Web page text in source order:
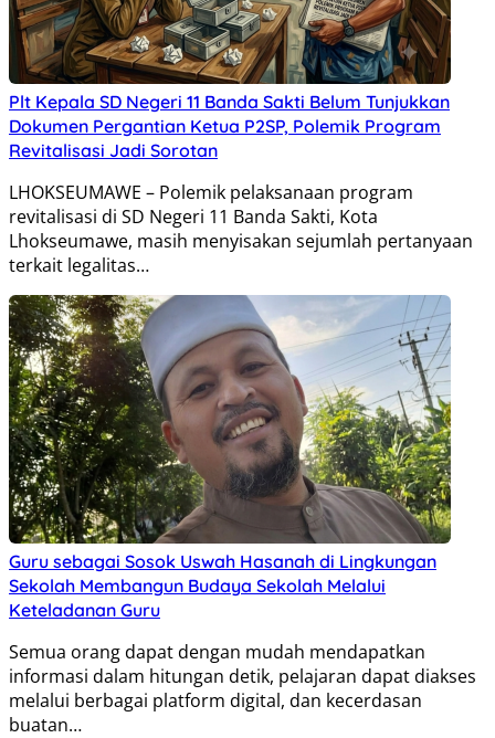
Plt Kepala SD Negeri 11 Banda Sakti Belum Tunjukkan
Dokumen Pergantian Ketua P2SP, Polemik Program
Revitalisasi Jadi Sorotan
LHOKSEUMAWE – Polemik pelaksanaan program
revitalisasi di SD Negeri 11 Banda Sakti, Kota
Lhokseumawe, masih menyisakan sejumlah pertanyaan
terkait legalitas…
Guru sebagai Sosok Uswah Hasanah di Lingkungan
Sekolah Membangun Budaya Sekolah Melalui
Keteladanan Guru
Semua orang dapat dengan mudah mendapatkan
informasi dalam hitungan detik, pelajaran dapat diakses
melalui berbagai platform digital, dan kecerdasan
buatan…